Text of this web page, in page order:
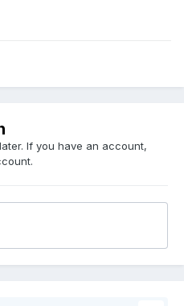
If you have an account,